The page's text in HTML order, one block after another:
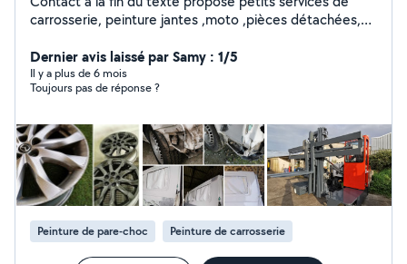
carrosserie, peinture jantes ,moto ,pièces détachées,
autorisées seulement, désolé d'avance pour ceux à qui
je n'ai pas encore répondu , si besoin d'infos zéro six
,vingt cinq puis soixante trois ,96 55 Pages facebook : A
Dernier avis laissé par Samy : 1/5
Il y a plus de 6 mois
Toujours pas de réponse ?
Peinture de pare-choc Peinture de carrosserie